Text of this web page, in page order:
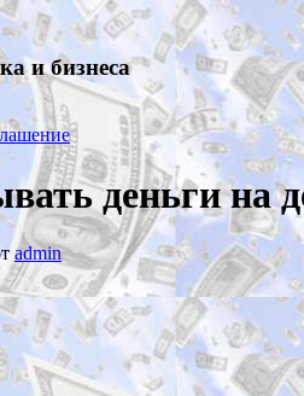
и бизнеса
деньги на
admin